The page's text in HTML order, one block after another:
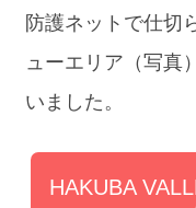
防護ネットで仕切
ューエリア（写真
いました。
HAKUBA